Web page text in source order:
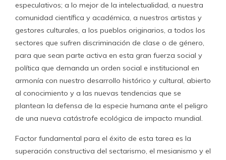
especulativos; a lo mejor de la intelectualidad, a nuestra
comunidad científica y académica, a nuestros artistas y
gestores culturales, a los pueblos originarios, a todos los
sectores que sufren discriminación de clase o de género,
para que sean parte activa en esta gran fuerza social y
política que demanda un orden social e institucional en
armonía con nuestro desarrollo histórico y cultural, abierto
al conocimiento y a las nuevas tendencias que se
plantean la defensa de la especie humana ante el peligro
de una nueva catástrofe ecológica de impacto mundial.
Factor fundamental para el éxito de esta tarea es la
superación constructiva del sectarismo, el mesianismo y el